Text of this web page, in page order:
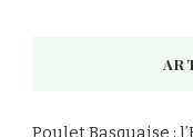
Poulet Basquaise :